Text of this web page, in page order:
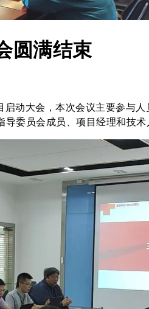
圆满结束
动大会，本次会议主要参与
委员会成员、项目经理和技术